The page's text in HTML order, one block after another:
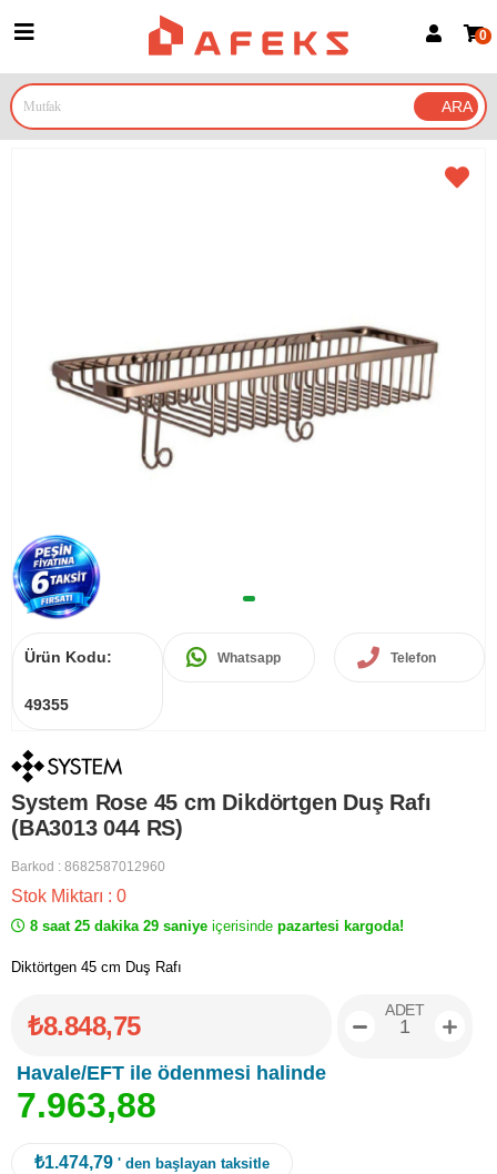
Google İle Bağlan
0
Ürün Kodu:
49355
Whatsapp Telefon
System Rose 45 cm Dikdörtgen Duş Rafı
(BA3013 044 RS)
Barkod : 8682587012960
Stok Miktarı : 0
8 saat 25 dakika 29 saniye içerisinde pazartesi kargoda!
Diktörtgen 45 cm Duş Rafı
₺8.848,75
Havale/EFT ile ödenmesi halinde
7.963,88
ADET
₺1.474,79 ' den başlayan taksitle